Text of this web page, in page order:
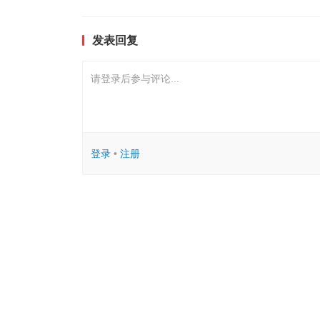
发表回复
请登录后参与评论...
登录• 注册